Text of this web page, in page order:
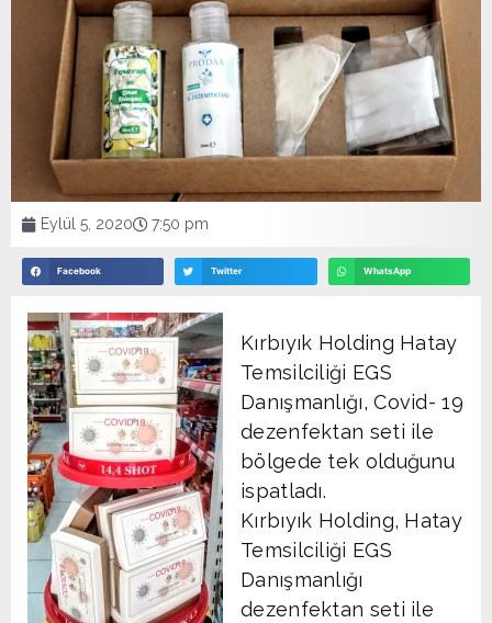
Eylül 5, 2020 7:50 pm
Facebook Twitter WhatsApp
Kırbıyık Holding Hatay
Temsilciliği EGS
Danışmanlığı, Covid- 19
dezenfektan seti ile
bölgede tek olduğunu
ispatladı.
Kırbıyık Holding, Hatay
Temsilciliği EGS
Danışmanlığı
dezenfektan seti ile